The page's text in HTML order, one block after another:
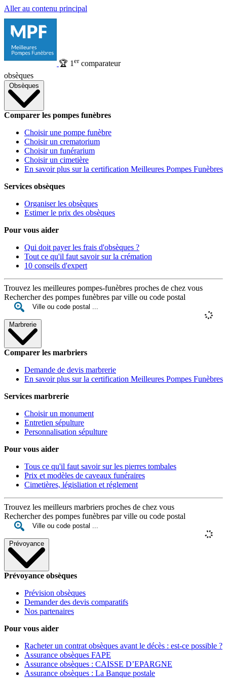
Aller au contenu principal
🏆 1 ercomparateur
obsèques
Obsèques
Comparer les pompes funèbres
Choisir une pompe funèbre
Choisir un crematorium
Choisir un funérarium
Choisir un cimetière
En savoir plus sur la certification Meilleures Pompes Funèbres
Services obsèques
Organiser les obsèques
Estimer le prix des obsèques
Pour vous aider
Qui doit payer les frais d'obsèques ?
Tout ce qu'il faut savoir sur la crémation
10 conseils d'expert
Trouvez les meilleures pompes-funèbres proches de chez vous
Rechercher des pompes funèbres par ville ou code postal
Marbrerie
Comparer les marbriers
Demande de devis marbrerie
En savoir plus sur la certification Meilleures Pompes Funèbres
Services marbrerie
Choisir un monument
Entretien sépulture
Personnalisation sépulture
Pour vous aider
Tous ce qu'il faut savoir sur les pierres tombales
Prix et modèles de caveaux funéraires
Cimetières, législiation et réglement
Trouvez les meilleurs marbriers proches de chez vous
Rechercher des pompes funèbres par ville ou code postal
Prévoyance
Prévoyance obsèques
Prévision obsèques
Demander des devis comparatifs
Nos partenaires
Pour vous aider
Racheter un contrat obsèques avant le décès : est-ce possible ?
Assurance obsèques FAPE
Assurance obsèques : CAISSE D’EPARGNE
Assurance obsèques : La Banque postale